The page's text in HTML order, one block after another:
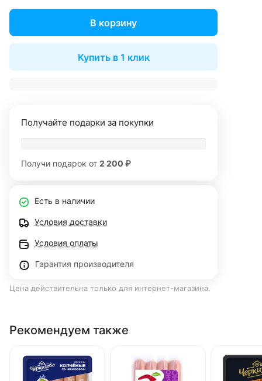
В корзину
Купить в 1 клик
Получайте подарки за покупки
Получи подарок от 2 200 ₽
Есть в наличии
Условия доставки
Условия оплаты
Гарантия производителя
Цена действительна только для интернет-магазина.
Рекомендуем также